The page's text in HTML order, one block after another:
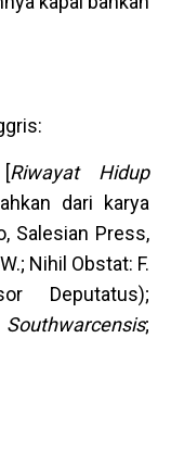
Riwayat Hidup
dari karya
Salesian Press,
Nihil Obstat: F.
Deputatus);
;